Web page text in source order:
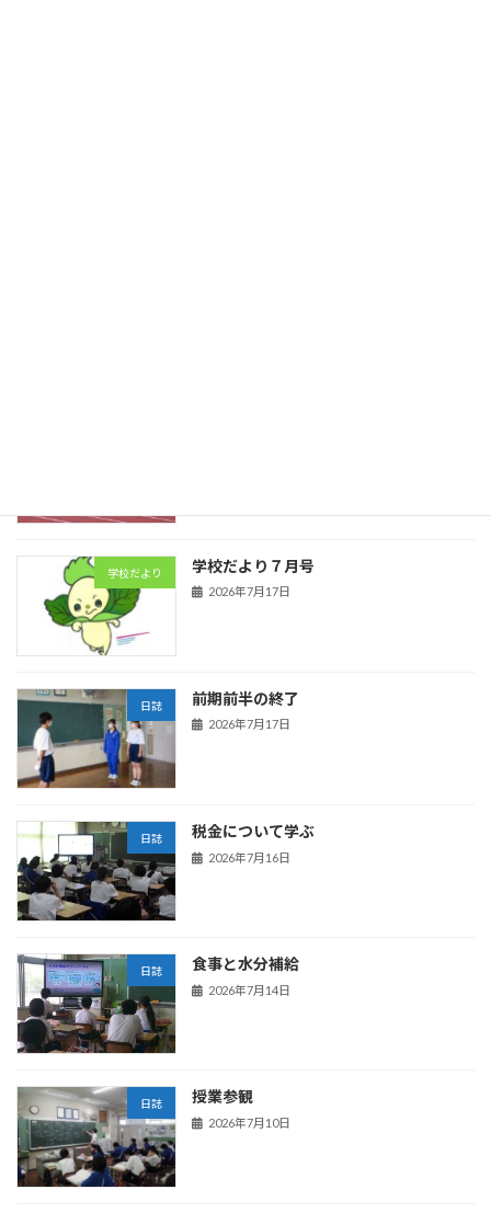
学校だより 学校だより７月号
2026年7月17日
日誌 前期前半の終了
2026年7月17日
日誌 税金について学ぶ
2026年7月16日
日誌 食事と水分補給
2026年7月14日
日誌 授業参観
2026年7月10日